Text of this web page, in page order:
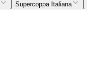
Supercoppa Italiana